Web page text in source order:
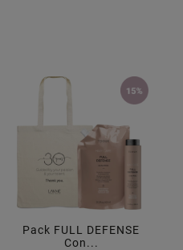
Pack FULL DEFENSE
Con...